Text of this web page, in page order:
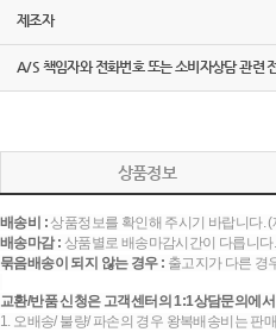
제조자
A/S 책임자와 전화번호 또는 소비자상담 관련
상품정보
배송비 :상품정보를 확인해 주시기 바랍니다.
배송마감 : 상품별로 배송마감시간이 다릅니
묶음배송이 되지 않는 경우 : 출고지가 다른 경
교환/반품 신청은 고객센터의 1:1상담문의에
1. 오배송/ 불량/ 파손의 경우 왕복배송비는 판